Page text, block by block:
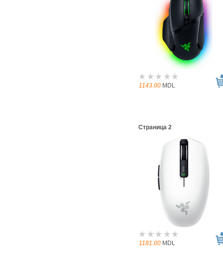
1143.00 MDL
Страница 2
1181.00 MDL